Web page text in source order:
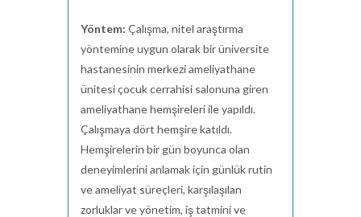
Yöntem: Çalışma, nitel araştırma
yöntemine uygun olarak bir üniversite
hastanesinin merkezi ameliyathane
ünitesi çocuk cerrahisi salonuna giren
ameliyathane hemşireleri ile yapıldı.
Çalışmaya dört hemşire katıldı.
Hemşirelerin bir gün boyunca olan
deneyimlerini anlamak için günlük rutin
ve ameliyat süreçleri, karşılaşılan
zorluklar ve yönetim, iş tatmini ve